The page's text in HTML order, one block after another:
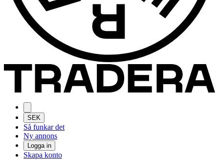
SEK
Så funkar det
Ny annons
Logga in
Skapa konto